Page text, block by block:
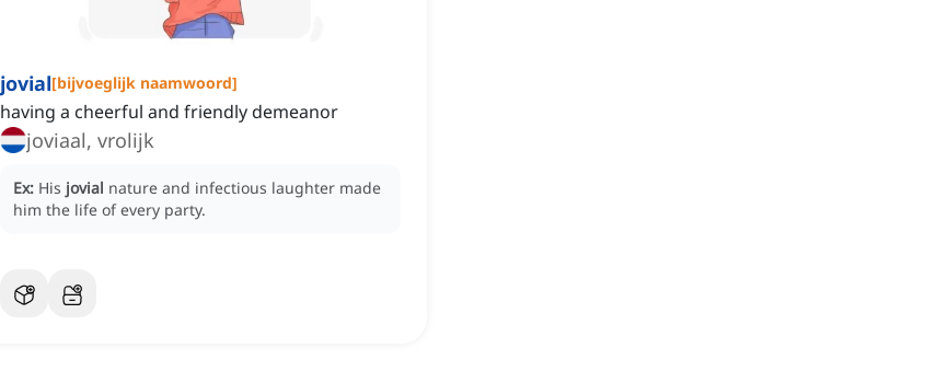
jovial[bijvoeglijk naamwoord]
having a cheerful and friendly demeanor
joviaal, vrolijk
Ex: His jovial nature and infectious laughter made
him the life of every party.